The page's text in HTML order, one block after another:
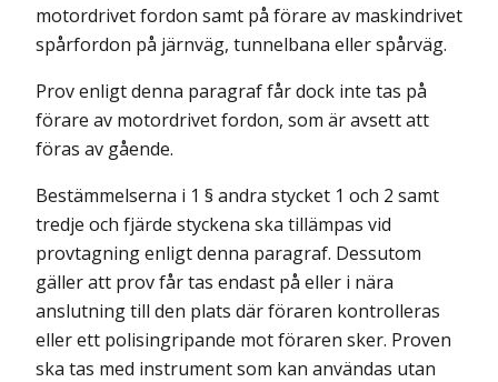
motordrivet fordon samt på förare av maskindrivet
spårfordon på järnväg, tunnelbana eller spårväg.
Prov enligt denna paragraf får dock inte tas på
förare av motordrivet fordon, som är avsett att
föras av gående.
Bestämmelserna i 1 § andra stycket 1 och 2 samt
tredje och fjärde styckena ska tillämpas vid
provtagning enligt denna paragraf. Dessutom
gäller att prov får tas endast på eller i nära
anslutning till den plats där föraren kontrolleras
eller ett polisingripande mot föraren sker. Proven
ska tas med instrument som kan användas utan